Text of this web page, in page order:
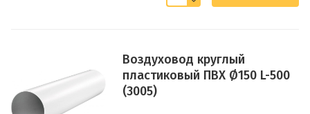
Воздуховод круглый
пластиковый ПВХ Ø150 L-500
(3005)